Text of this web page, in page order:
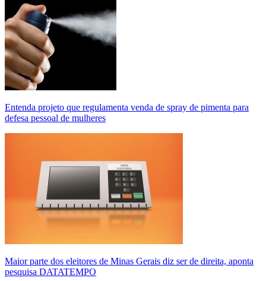
Entenda projeto que regulamenta venda de spray de pimenta para
defesa pessoal de mulheres
Maior parte dos eleitores de Minas Gerais diz ser de direita, aponta
pesquisa DATATEMPO